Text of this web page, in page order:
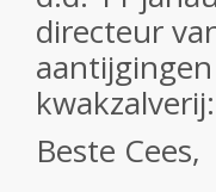
directeur
kwakzalverij:
Beste Cees,